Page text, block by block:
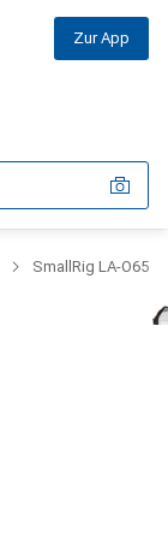
Zur App
SmallRig LA-O65